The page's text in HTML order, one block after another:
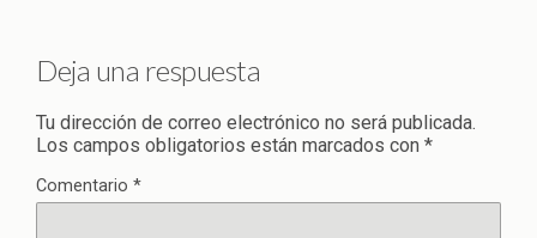
Deja una respuesta
Tu dirección de correo electrónico no será publicada.
Los campos obligatorios están marcados con *
Comentario *